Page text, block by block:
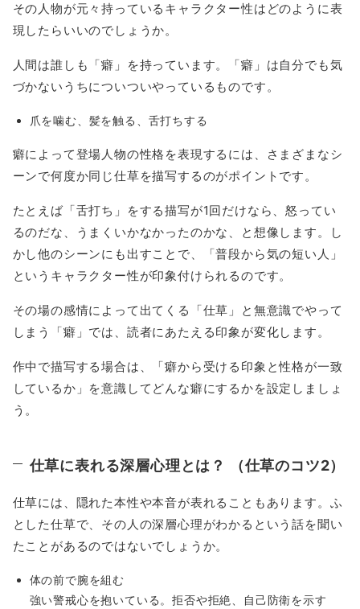
その人物が元々持っているキャラクター性はどのように表
現したらいいのでしょうか。
人間は誰しも「癖」を持っています。「癖」は自分でも気
づかないうちについついやっているものです。
爪を噛む、髪を触る、舌打ちする
癖によって登場人物の性格を表現するには、さまざまなシ
ーンで何度か同じ仕草を描写するのがポイントです。
たとえば「舌打ち」をする描写が1回だけなら、怒ってい
るのだな、うまくいかなかったのかな、と想像します。し
かし他のシーンにも出すことで、「普段から気の短い人」
というキャラクター性が印象付けられるのです。
その場の感情によって出てくる「仕草」と無意識でやって
しまう「癖」では、読者にあたえる印象が変化します。
作中で描写する場合は、「癖から受ける印象と性格が一致
しているか」を意識してどんな癖にするかを設定しましょ
う。
仕草に表れる深層心理とは？ （仕草のコツ2）
仕草には、隠れた本性や本音が表れることもあります。ふ
とした仕草で、その人の深層心理がわかるという話を聞い
たことがあるのではないでしょうか。
体の前で腕を組む
強い警戒心を抱いている。拒否や拒絶、自己防衛を示す